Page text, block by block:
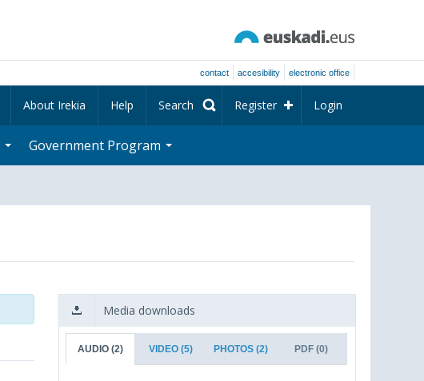
contact accesibility electronic office
About Irekia Help Search Register Login
Government Program
Media downloads
AUDIO(2) VIDEO(5) PHOTOS (2) PDF (0)